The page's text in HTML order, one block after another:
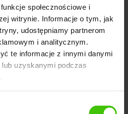
społecznościowe i
witrynie. Informacje o tym, jak
udostępniamy partnerom
i analitycznym.
te informacje z innymi danymi
uzyskanymi podczas
ofert i ich zainteresowanie
dane o źródłach ruchu,
- oferuje narzędzia, które
zasięgu sprzedaży. Dostępne
oraz dane demograficzne
dostosować ofertę pod